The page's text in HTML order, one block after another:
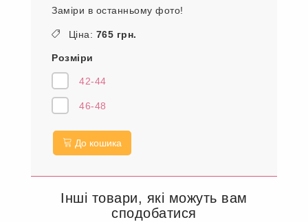
Заміри в останньому фото!
Ціна: 765 грн.
Розміри
42-44
46-48
До кошика
Інші товари, які можуть вам
сподобатися